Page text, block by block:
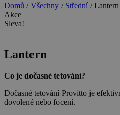
Domů /Všechny / Střední / Lantern
Akce
Sleva!
Lantern
Co je dočasné tetování?
Dočasné tetování Provitto je
dovolené nebo focení.